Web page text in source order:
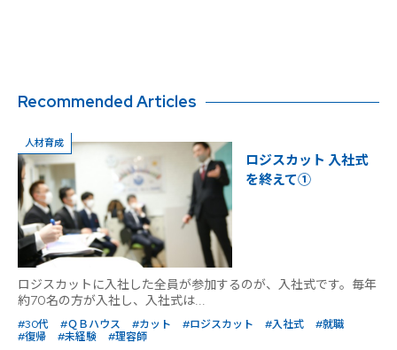
Recommended Articles
人材育成
ロジスカット 入社式
を終えて①
ロジスカットに入社した全員が参加するのが、入社式です。毎年
約70名の方が入社し、入社式は...
#30代 #ＱＢハウス #カット #ロジスカット #入社式
#就職
#復帰
#未経験 #理容師